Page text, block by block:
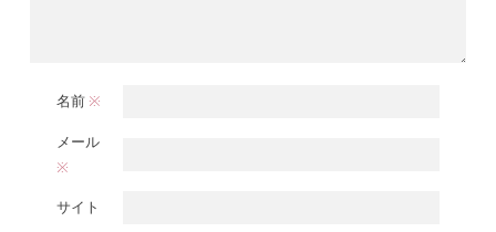
名前 ※
メール
※
サイト